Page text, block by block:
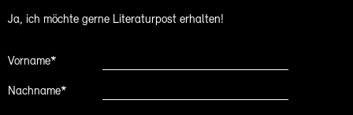
Ja, ich möchte gerne Literaturpost erhalten!
Vorname*
Nachname*